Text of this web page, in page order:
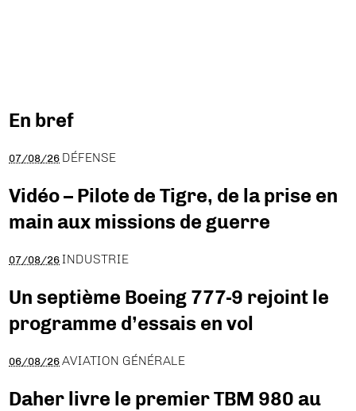
En bref
07/08/26 DÉFENSE
Vidéo – Pilote de Tigre, de la prise en
main aux missions de guerre
07/08/26 INDUSTRIE
Un septième Boeing 777-9 rejoint le
programme d’essais en vol
06/08/26 AVIATION GÉNÉRALE
Daher livre le premier TBM 980 au